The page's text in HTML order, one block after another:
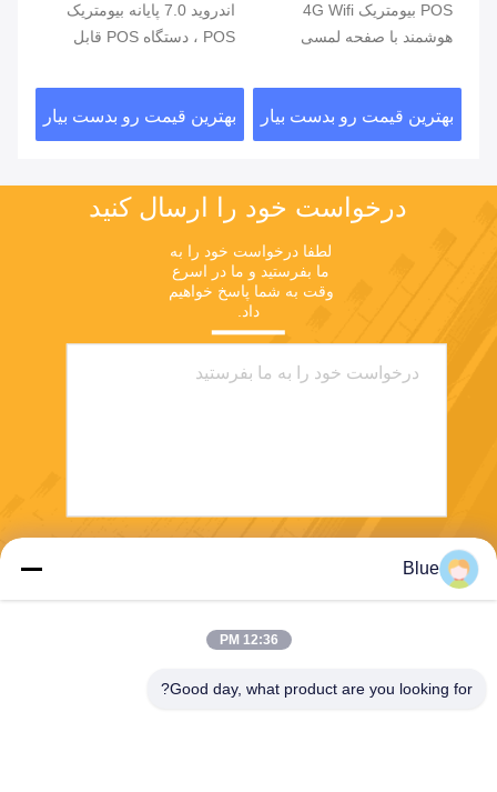
POS بیومتریک 4G Wifi
هوشمند با صفحه لمسی
بهترین قیمت رو بدست بیار
اندروید 7.0 پایانه بیومتریک
POS ، دستگاه POS قابل
بهترین قیمت رو بدست بیار
درخواست خود را ارسال کنید
داد.
Blue
12:36 PM
Good day, what product are you looking for?